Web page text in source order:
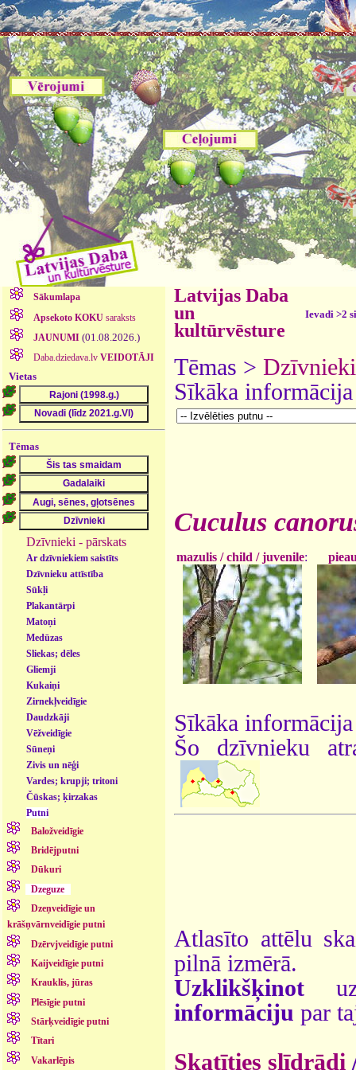
Sākumlapa
Apsekoto KOKUsaraksts
JAUNUMI (01.08.2026.)
Daba.dziedava.lv VEIDOTĀJI
Vietas
Tēmas
Dzīvnieki - pārskats
Ar dzīvniekiem saistīts
Dzīvnieku attīstība
Sūkļi
Plakantārpi
Matoņi
Medūzas
Sliekas; dēles
Gliemji
Kukaiņi
Zirnekļveidīgie
Daudzkāji
Vēžveidīgie
Sūneņi
Zivis un nēģi
Vardes; krupji; tritoni
Čūskas; ķirzakas
Putni
Baložveidīgie
Bridējputni
Dūkuri
Dzeguze
Dzeņveidīgie un
krāšņvārnveidīgie putni
Dzērvjveidīgie putni
Kaijveidīgie putni
Krauklis, jūras
Plēsīgie putni
Stārķveidīgie putni
Tītari
Vakarlēpis
Latvijas Daba
un
kultūrvēsture
Ievadi >2
Tēmas > Dzīvnieki
Sīkāka
Cuculus
mazulis / child / juvenile:
Sīkāka
Šo dzīvnieku
Atlasīto attēlu
pilnā izmērā.
Uzklikšķinot
informāciju par
Skatīties slīdrādi